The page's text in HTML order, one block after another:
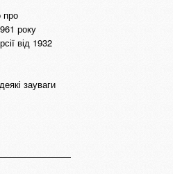
про
року
від 1932
зауваги